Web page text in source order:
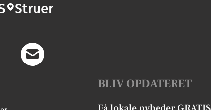
Struer
BLIV OPDATERET